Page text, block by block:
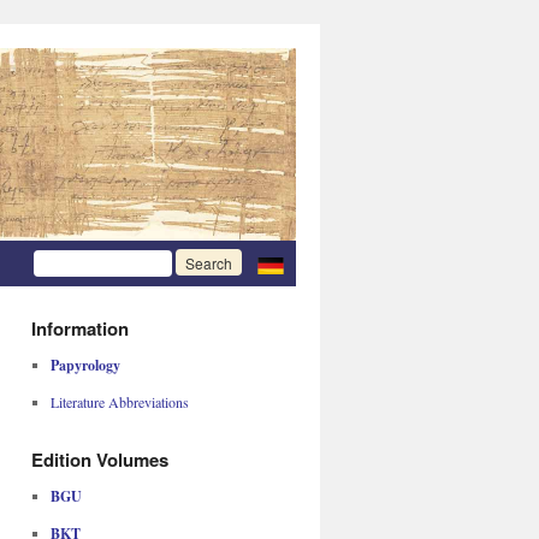
Information
Papyrology
Literature Abbreviations
Edition Volumes
BGU
BKT